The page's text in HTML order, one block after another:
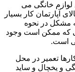
لوازم خانگی می
آپارتمان کار بسیار
مشکل در نحوه
که ممکن است وجود
است.
تعمیر در محل
و یخچال و ساید